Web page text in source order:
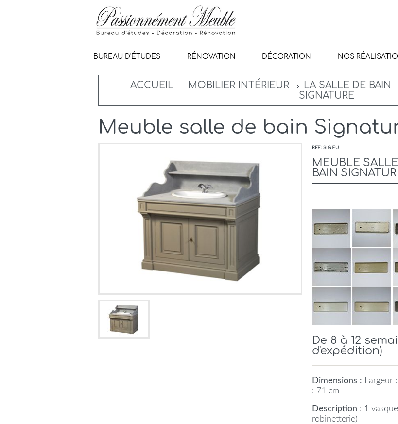
BUREAU D'ÉTUDES RÉNOVATION DÉCORATION NOS
ACCUEIL MOBILIER INTÉRIEUR LA SALLE DE BAIN
SIGNATURE
Meuble salle de bain
REF: SIG FU
MEUBLE
BAIN
De 8 à 12
d'expédition)
Dimensions : Largeur
: 71 cm
Description : 1
robinetterie)